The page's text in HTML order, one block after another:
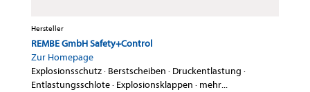
Hersteller
REMBE GmbH Safety+Control
Zur Homepage
Explosionsschutz· Berstscheiben · Druckentlastung ·
Entlastungsschlote· Explosionsklappen · mehr...